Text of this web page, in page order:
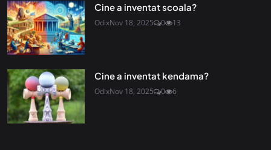
Cine a inventat scoala?
OdixNov 18, 2025 0 13
Cine a inventat kendama?
OdixNov 18, 2025 0 6